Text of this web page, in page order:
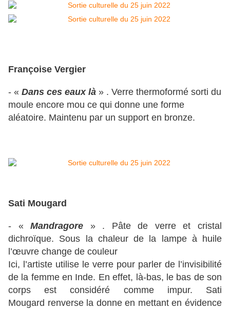
Françoise Vergier
- « Dans ces eaux là » . Verre thermoformé sorti du
moule encore mou ce qui donne une forme
aléatoire. Maintenu par un support en bronze.
Sati Mougard
- «Mandragore » . Pâte de verre et cristal
dichroïque. Sous la chaleur de la lampe à huile
l’œuvre change de couleur
Ici, l’artiste utilise le verre pour parler de l’invisibilité
de la femme en Inde. En effet, là-bas, le bas de son
corps est considéré comme impur. Sati
Mougard renverse la donne en mettant en évidence